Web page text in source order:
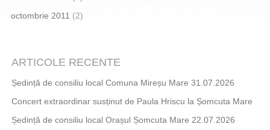
octombrie 2011 (2)
ARTICOLE RECENTE
Ședință de consiliu local Comuna Mireșu Mare 31.07.2026
Concert extraordinar susținut de Paula Hriscu la Șomcuta Mare
Ședință de consiliu local Orașul Șomcuta Mare 22.07.2026